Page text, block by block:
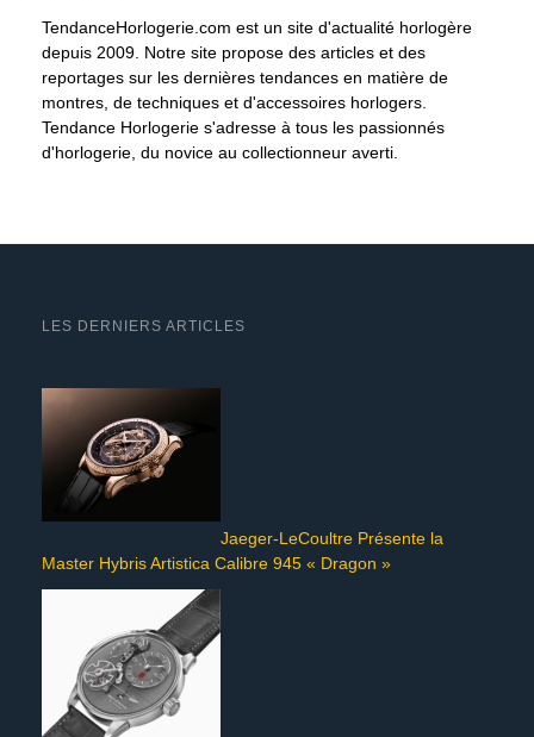
TendanceHorlogerie.com est un site d'actualité horlogère
depuis 2009. Notre site propose des articles et des
reportages sur les dernières tendances en matière de
montres, de techniques et d'accessoires horlogers.
Tendance Horlogerie s'adresse à tous les passionnés
d'horlogerie, du novice au collectionneur averti.
LES DERNIERS ARTICLES
Jaeger-LeCoultre Présente la
Master Hybris Artistica Calibre 945 « Dragon »